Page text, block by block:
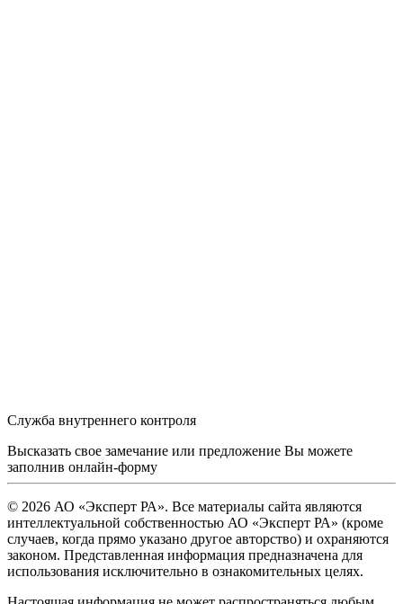
Служба внутреннего контроля
Высказать свое замечание или предложение Вы можете
заполнив онлайн-форму
© 2026 АО «Эксперт РА». Все материалы сайта являются
интеллектуальной собственностью АО «Эксперт РА» (кроме
случаев, когда прямо указано другое авторство) и охраняются
законом. Представленная информация предназначена для
использования исключительно в ознакомительных целях.